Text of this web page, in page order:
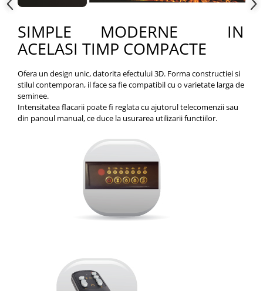
SIMPLE MODERNE IN
ACELASI TIMP COMPACTE
Ofera un design unic, datorita efectului 3D. Forma constructiei si
stilul contemporan, il face sa fie compatibil cu o varietate larga de
seminee.
Intensitatea flacarii poate fi reglata cu ajutorul telecomenzii sau
din panoul manual, ce duce la usurarea utilizarii functiilor.